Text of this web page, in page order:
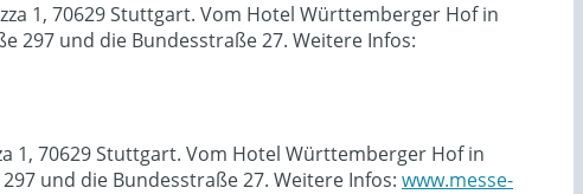
1, 70629 Stuttgart. Vom Hotel Württemberger Hof in
297 und die Bundesstraße 27. Weitere Infos:
1, 70629 Stuttgart. Vom Hotel Württemberger Hof in
und die Bundesstraße 27. Weitere Infos: www.messe-